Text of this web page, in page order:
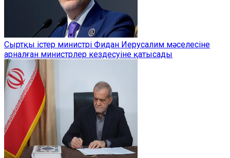
Сыртқы істер министрі Фидан Иерусалим мәселесіне
арналған министрлер кездесуіне қатысады